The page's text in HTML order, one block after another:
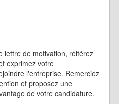
lettre de motivation, réitérez
exprimez votre
l'entreprise. Remerciez
et proposez une
de votre candidature.